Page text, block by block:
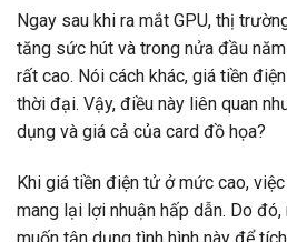
Ngay sau khi ra mắt GPU, thị
tăng sức hút và trong nửa đầu
rất cao. Nói cách khác, giá tiền
thời đại. Vậy, điều này liên quan
dụng và giá cả của card đồ họa?
Khi giá tiền điện tử ở mức cao,
mang lại lợi nhuận hấp dẫn. Do
muốn tận dụng tình hình này để